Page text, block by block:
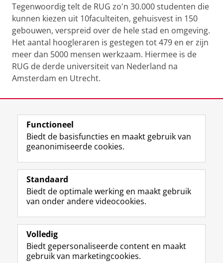
Tegenwoordig telt de RUG zo'n 30.000 studenten die
kunnen kiezen uit 10faculteiten, gehuisvest in 150
gebouwen, verspreid over de hele stad en omgeving.
Het aantal hoogleraren is gestegen tot 479 en er zijn
meer dan 5000 mensen werkzaam. Hiermee is de
RUG de derde universiteit van Nederland na
Amsterdam en Utrecht.
View this page in:
Volg ons op
F
a
e
b
o
p
a
T
w
t
t
r
r
o
I
n
t
r
m
-
Over het museum
Praktisch
Volg ons op
Functioneel
Biedt de basisfuncties en maakt gebruik van
geanonimiseerde cookies.
Standaard
Biedt de optimale werking en maakt gebruik
van onder andere videocookies.
Volledig
Biedt gepersonaliseerde content en maakt
gebruik van marketingcookies.